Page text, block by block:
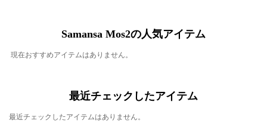
Samansa Mos2の人気アイテム
現在おすすめアイテムはありません。
最近チェックしたアイテム
最近チェックしたアイテムはありません。